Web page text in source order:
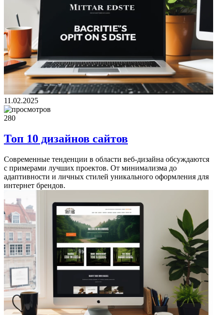
11.02.2025
280
Топ 10 дизайнов сайтов
Современные тенденции в области веб-дизайна обсуждаются
с примерами лучших проектов. От минимализма до
адаптивности и личных стилей уникального оформления для
интернет брендов.